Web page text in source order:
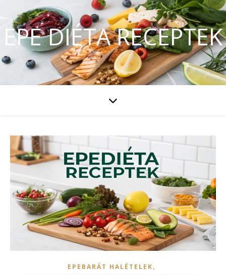
EPE DIÉTA RECEPTEK
EPEBARÁT HALÉTELEK,